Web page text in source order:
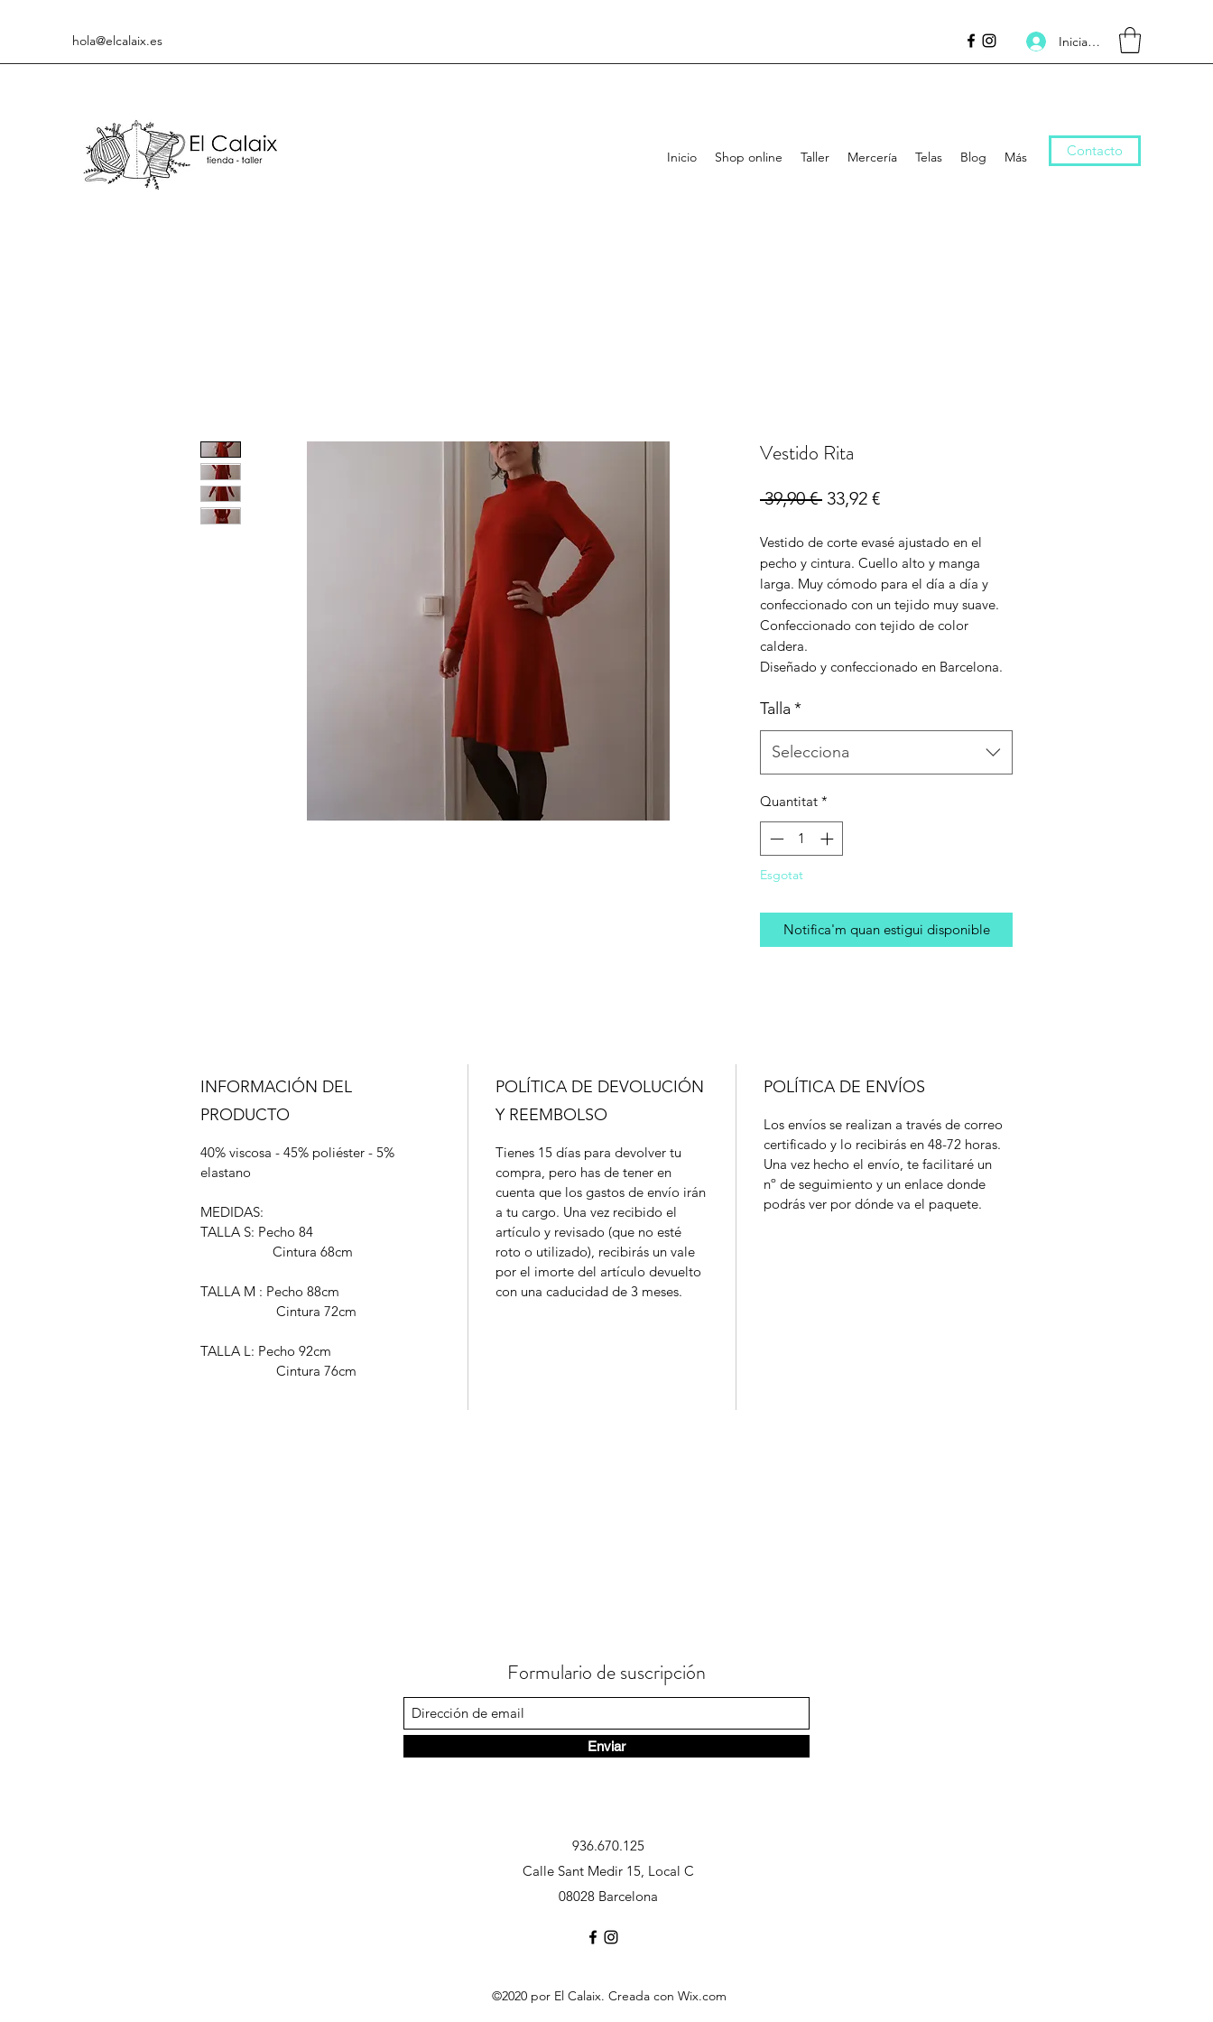
hola@elcalaix.es Inicia la sessió
Inicio Shop online Taller Mercería Telas Blog Más Contacto
Vestido Rita
39,90 € Preu
33,92 €Preu
Vestido de corte evasé ajustado en el
pecho y cintura. Cuello alto y manga
larga. Muy cómodo para el día a día y
confeccionado con un tejido muy suave.
Confeccionado con tejido de color
caldera.
Diseñado y confeccionado en Barcelona.
Talla *
Selecciona
Quantitat *
Esgotat
Notifica'm quan estigui disponible
INFORMACIÓN DEL
PRODUCTO
40% viscosa - 45% poliéster - 5%
elastano
MEDIDAS:
TALLA S: Pecho 84
Cintura 68cm
TALLA M : Pecho 88cm
Cintura 72cm
TALLA L: Pecho 92cm
Cintura 76cm
POLÍTICA DE DEVOLUCIÓN
Y REEMBOLSO
Tienes 15 días para devolver tu
compra, pero has de tener en
cuenta que los gastos de envío irán
a tu cargo. Una vez recibido el
artículo y revisado (que no esté
roto o utilizado), recibirás un vale
por el imorte del artículo devuelto
con una caducidad de 3 meses.
POLÍTICA DE ENVÍOS
Los envíos se realizan a través de correo
certificado y lo recibirás en 48-72 horas.
Una vez hecho el envío, te facilitaré un
nº de seguimiento y un enlace donde
podrás ver por dónde va el paquete.
Formulario de suscripción
Enviar
936.670.125
Calle Sant Medir 15, Local C
08028 Barcelona
©2020 por El Calaix. Creada con Wix.com